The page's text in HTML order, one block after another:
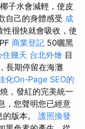
子水會減輕，使皮
自己的身體感受 成
很快就會吸收，使
商業登記 50曬黑
住幾天 台北外燴 目
長期停留在海灘
化On-Page SEO的
，發紅的完美統一
，您聲明您已經意
版本。 護照換發